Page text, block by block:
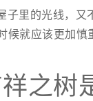
子里的光线，又
候就应该更加慎
之树